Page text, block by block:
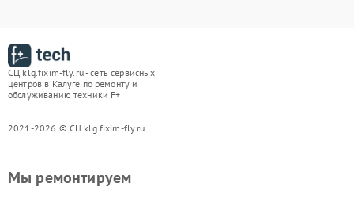
СЦ klg.fixim-fly.ru - сеть сервисных
центров в Калуге по ремонту и
обслуживанию техники F+
2021-2026 © СЦ klg.fixim-fly.ru
Мы ремонтируем